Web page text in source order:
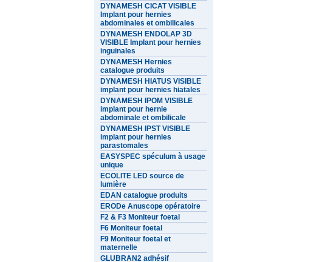
DYNAMESH CICAT VISIBLE
Implant pour hernies
abdominales et ombilicales
DYNAMESH ENDOLAP 3D
VISIBLE Implant pour hernies
inguinales
DYNAMESH Hernies
catalogue produits
DYNAMESH HIATUS VISIBLE
implant pour hernies hiatales
DYNAMESH IPOM VISIBLE
implant pour hernie
abdominale et ombilicale
DYNAMESH IPST VISIBLE
implant pour hernies
parastomales
EASYSPEC spéculum à usage
unique
ECOLITE LED source de
lumière
EDAN catalogue produits
ERODe Anuscope opératoire
F2 & F3 Moniteur foetal
F6 Moniteur foetal
F9 Moniteur foetal et
maternelle
GLUBRAN2 adhésif